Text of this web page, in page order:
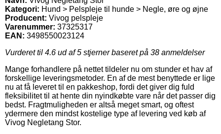
Kategori: Hund > Pelspleje til hunde > Negle, øre og øjne
Producent: Vivog pelspleje
Varenummer: 37325317
EAN: 3498550023124
Vurderet til 4.6 ud af 5 stjerner baseret på 38 anmeldelser
Mange forhandlere på nettet tildeler nu om stunder et hav af
forskellige leveringsmetoder. En af de mest benyttede er lige
nu at få leveret til en pakkeshop, fordi det giver dig fuld
fleksibilitet til at hente din nyindkøbte vare når det passer dig
bedst. Fragtmuligheden er altså meget smart, og oftest
ydermere den mindst kostelige type af levering ved køb af
Vivog Negletang Stor.